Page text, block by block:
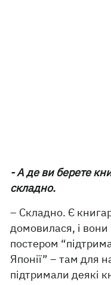
- А де ви берете
складно.
– Складно. Є
домовилася, і вони
постером
Японії” – там для
підтримали деякі